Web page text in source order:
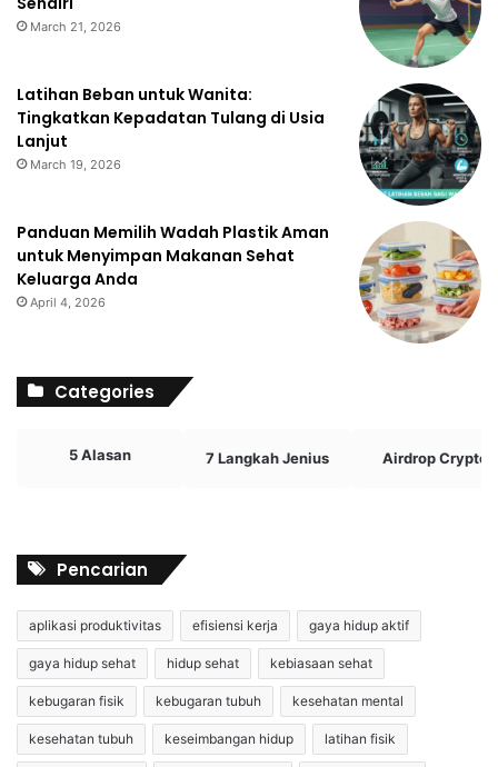
March 21, 2026
Latihan Beban untuk Wanita:
Tingkatkan Kepadatan Tulang di Usia
Lanjut
March 19, 2026
Panduan Memilih Wadah Plastik Aman
untuk Menyimpan Makanan Sehat
Keluarga Anda
April 4, 2026
Categories
5 Alasan 7 Langkah Jenius Airdrop Crypto
Pencarian
aplikasi produktivitas efisiensi kerja gaya hidup aktif
gaya hidup sehat hidup sehat kebiasaan sehat
kebugaran fisik kebugaran tubuh kesehatan mental
kesehatan tubuh keseimbangan hidup latihan fisik